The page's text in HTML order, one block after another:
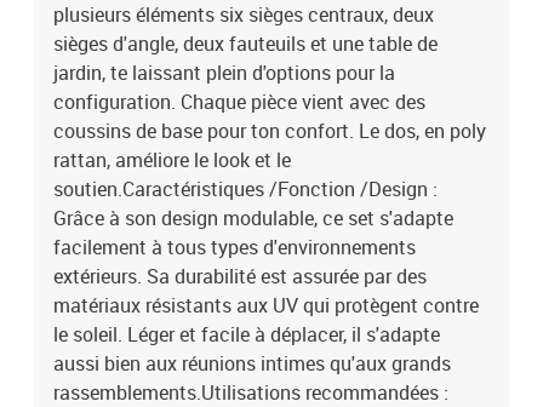
plusieurs éléments six sièges centraux, deux
sièges d'angle, deux fauteuils et une table de
jardin, te laissant plein d'options pour la
configuration. Chaque pièce vient avec des
coussins de base pour ton confort. Le dos, en poly
rattan, améliore le look et le
soutien.Caractéristiques /Fonction /Design :
Grâce à son design modulable, ce set s'adapte
facilement à tous types d'environnements
extérieurs. Sa durabilité est assurée par des
matériaux résistants aux UV qui protègent contre
le soleil. Léger et facile à déplacer, il s'adapte
aussi bien aux réunions intimes qu'aux grands
rassemblements.Utilisations recommandées :